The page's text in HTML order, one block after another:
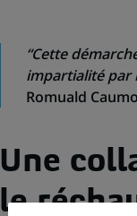
“Cette
impartialité par
Romuald
Une
le